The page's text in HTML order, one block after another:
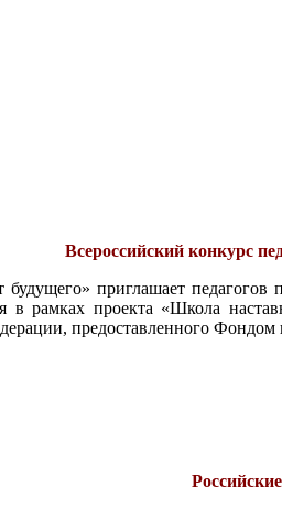
Всероссийский конкурс
приглашает педагогов
в рамках проекта «Школа
предоставленного Фондом